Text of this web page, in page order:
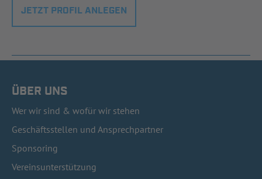
JETZT PROFIL ANLEGEN
ÜBER UNS
Wer wir sind & wofür wir stehen
Geschäftsstellen und Ansprechpartner
Sponsoring
Vereinsunterstützung